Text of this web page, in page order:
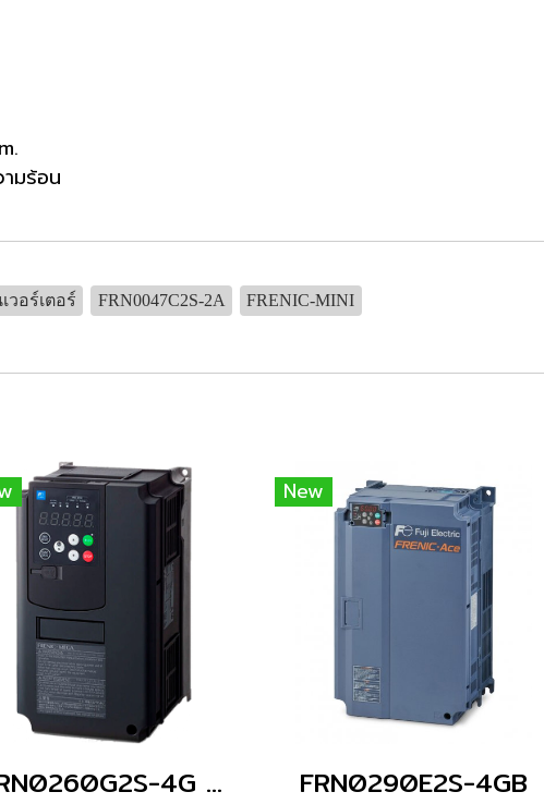
มร้อน
วอร์เตอร์ FRN0047C2S-2A FRENIC-MINI
FRN0260G2S-4G (Without Keypad)
New
FRN0290E2S-4GB